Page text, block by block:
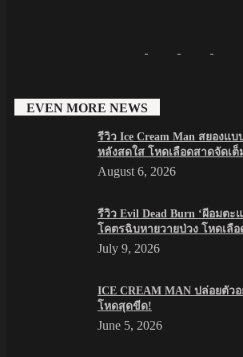
EVEN MORE NEWS
รีวิว Ice Cream Man สยองแ
หลังสดใส โหดเลือดสาดจัดเต็
August 6, 2026
รีวิว Evil Dead Burn ‘ผีอมต
โคตรฉิบหายวายป่วง โหดเลื
July 9, 2026
ICE CREAM MAN ปล่อยตัวอ
โหดสุดขีด!
June 5, 2026